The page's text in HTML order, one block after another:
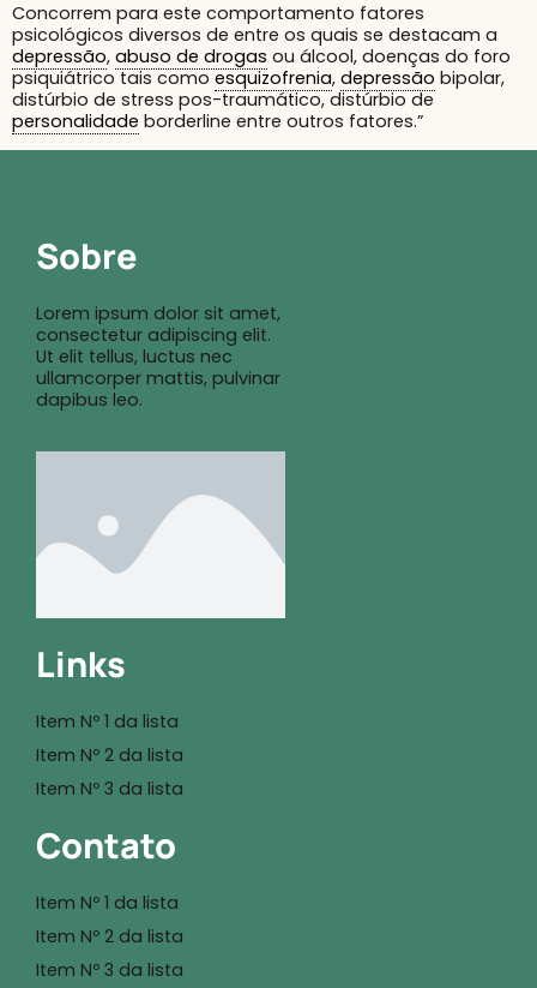
Concorrem para este comportamento fatores
psicológicos diversos de entre os quais se destacam a
depressão, abuso de drogas ou álcool, doenças do foro
psiquiátrico tais como esquizofrenia, depressão bipolar,
distúrbio de stress pos-traumático, distúrbio de
personalidade borderline entre outros fatores.”
Sobre
Lorem ipsum dolor sit amet,
consectetur adipiscing elit.
Ut elit tellus, luctus nec
ullamcorper mattis, pulvinar
dapibus leo.
Links
Item Nº 1 da lista
Item Nº 2 da lista
Item Nº 3 da lista
Contato
Item Nº 1 da lista
Item Nº 2 da lista
Item Nº 3 da lista